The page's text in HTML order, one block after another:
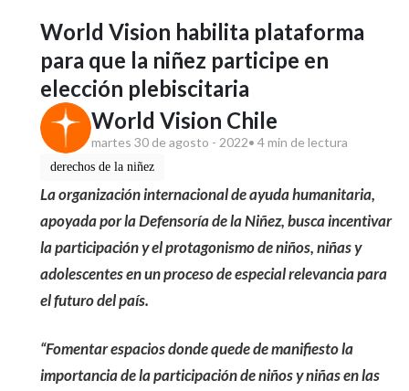
World Vision habilita plataforma
para que la niñez participe en
elección plebiscitaria
World Vision Chile
martes 30 de agosto - 2022• 4 min de lectura
derechos de la niñez
La organización internacional de ayuda humanitaria,
apoyada por la Defensoría de la Niñez, busca incentivar
la participación y el protagonismo de niños, niñas y
adolescentes en un proceso de especial relevancia para
el futuro del país.
“Fomentar espacios donde quede de manifiesto la
importancia de la participación de niños y niñas en las